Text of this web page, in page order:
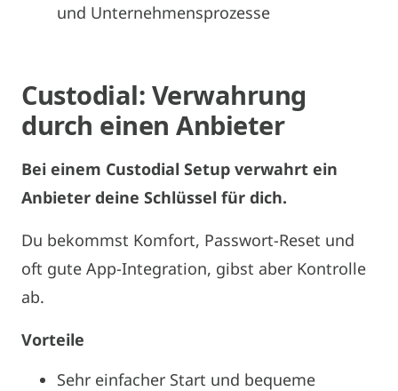
und Unternehmensprozesse
Custodial: Verwahrung
durch einen Anbieter
Bei einem Custodial Setup verwahrt ein
Anbieter deine Schlüssel für dich.
Du bekommst Komfort, Passwort-Reset und
oft gute App-Integration, gibst aber Kontrolle
ab.
Vorteile
Sehr einfacher Start und bequeme